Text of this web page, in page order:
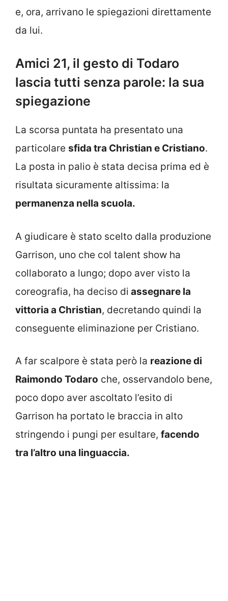
e, ora, arrivano le spiegazioni direttamente
da lui.
Amici 21, il gesto di Todaro
lascia tutti senza parole: la sua
spiegazione
La scorsa puntata ha presentato una
particolare sfida tra Christian e Cristiano.
La posta in palio è stata decisa prima ed è
risultata sicuramente altissima: la
permanenza nella scuola.
A giudicare è stato scelto dalla produzione
Garrison, uno che col talent show ha
collaborato a lungo; dopo aver visto la
coreografia, ha deciso di assegnare la
vittoria a Christian, decretando quindi la
conseguente eliminazione per Cristiano.
A far scalpore è stata però la reazione di
Raimondo Todaro che, osservandolo bene,
poco dopo aver ascoltato l’esito di
Garrison ha portato le braccia in alto
stringendo i pungi per esultare, facendo
tra l’altro una linguaccia.